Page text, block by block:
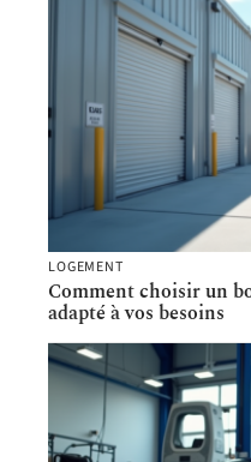
LOGEMENT
Comment choisir un
adapté à vos besoins